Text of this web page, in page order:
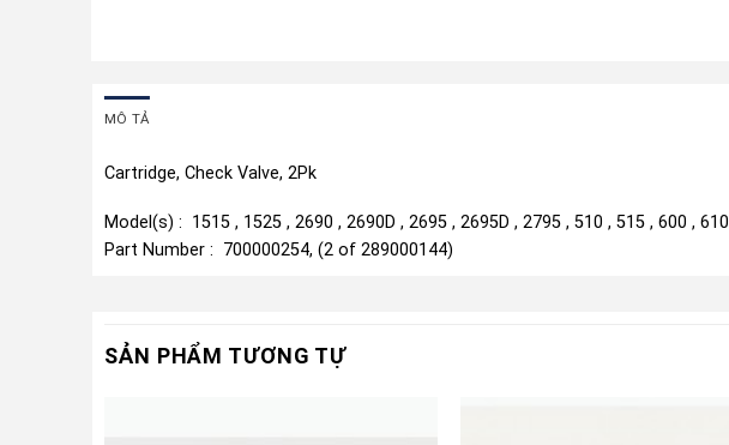
MÔ TẢ
Cartridge, Check Valve, 2Pk
Model(s) : 1515 , 1525 , 2690 , 2690D , 2695 , 2695D , 2795 , 510 , 515 , 600 , 610
Part Number : 700000254, (2 of 289000144)
SẢN PHẨM TƯƠNG TỰ